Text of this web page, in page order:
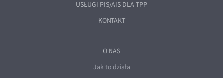
USŁUGI PIS/AIS DLA TPP
KONTAKT
O NAS
Jak to działa